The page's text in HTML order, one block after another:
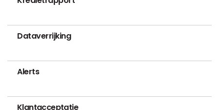
Dataverrijking
Alerts
Klantacceptatie